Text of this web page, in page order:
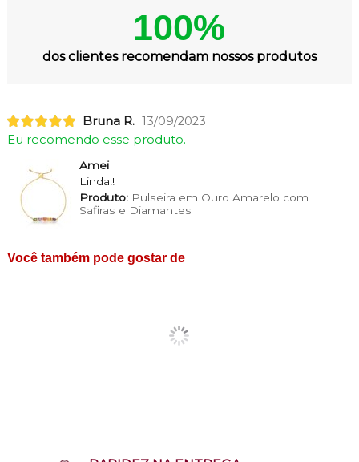
100%
dos clientes recomendam nossos produtos
Bruna R. 13/09/2023
Eu recomendo esse produto.
Amei
Linda!!
Produto:Pulseira em Ouro Amarelo com
Safiras e Diamantes
Você também pode gostar de